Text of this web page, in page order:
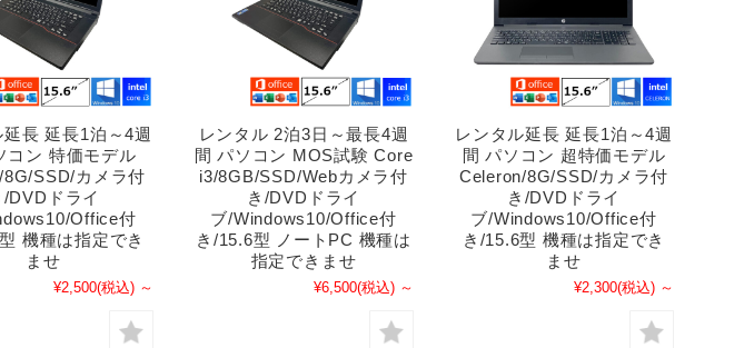
延長 延長1泊～4週
コン 特価モデル
SSD/カメラ付
/DVDドライ
Office付
機種は指定でき
ませ
¥2,500(税込) ～
レンタル 2泊3日～最長4週
間 パソコン MOS試験 Core
i3/8GB/SSD/Webカメラ付
き/DVDドライ
ブ/Windows10/Office付
き/15.6型 ノートPC 機種は
指定できませ
¥6,500(税込) ～
レンタル延長 延長1泊～4週
間 パソコン 超特価モデル
Celeron/8G/SSD/カメラ付
き/DVDドライ
ブ/Windows10/Office付
き/15.6型 機種は指定でき
ませ
¥2,300(税込) ～